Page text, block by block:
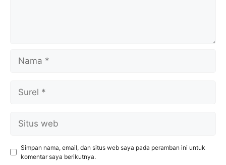
web
Simpan nama, email, dan situs web saya pada peramban ini untuk
komentar saya berikutnya.